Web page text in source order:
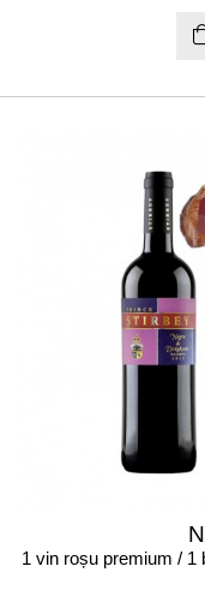
1 vin roșu premium / 1